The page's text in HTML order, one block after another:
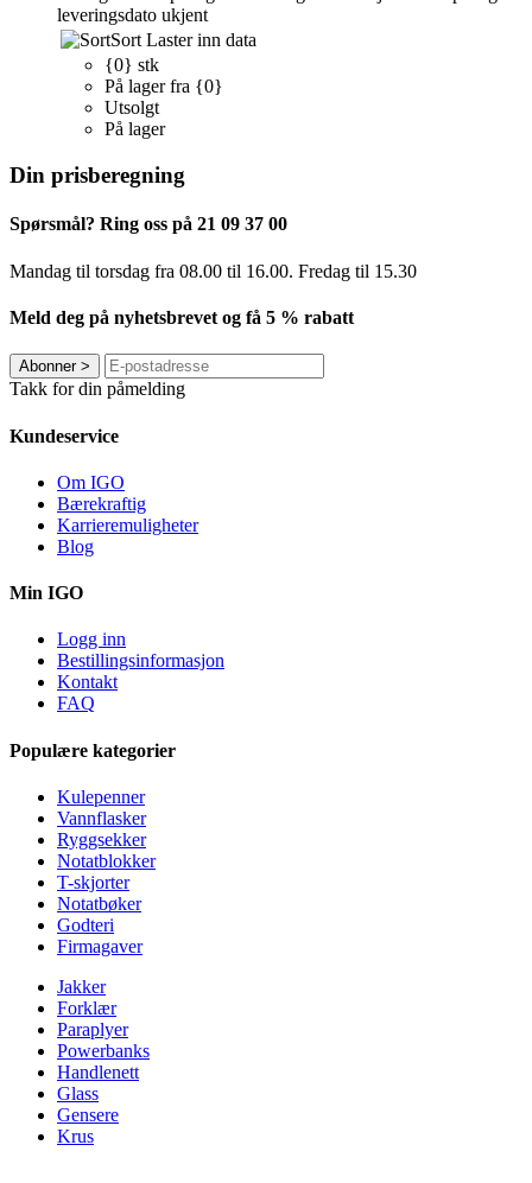
leveringsdato ukjent
Sort Laster inn data
{0} stk
På lager fra {0}
Utsolgt
På lager
Din prisberegning
Spørsmål? Ring oss på 21 09 37 00
Mandag til torsdag ​​fra 08.00 til 16.00. Fredag til 15.30
Meld deg på nyhetsbrevet og få 5 % rabatt
Abonner>
Takk for din påmelding
Kundeservice
Om IGO
Bærekraftig
Karrieremuligheter
Blog
Min IGO
Logg inn
Bestillingsinformasjon
Kontakt
FAQ
Populære kategorier
Kulepenner
Vannflasker
Ryggsekker
Notatblokker
T-skjorter
Notatbøker
Godteri
Firmagaver
Jakker
Forklær
Paraplyer
Powerbanks
Handlenett
Glass
Gensere
Krus